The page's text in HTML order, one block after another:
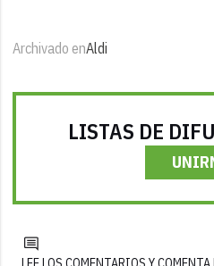
Archivado enAldi
LISTAS DE